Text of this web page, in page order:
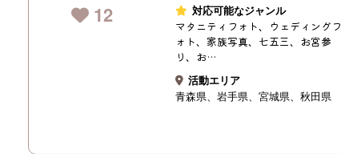
12
対応可能なジャンル
マタニティフォト、ウェディングフ
ォト、家族写真、七五三、お宮参
り、お…
活動エリア
青森県
岩手県 宮城県 秋田県